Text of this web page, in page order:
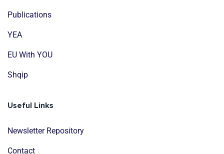
Publications
YEA
EU With YOU
Shqip
Useful Links
Newsletter Repository
Contact